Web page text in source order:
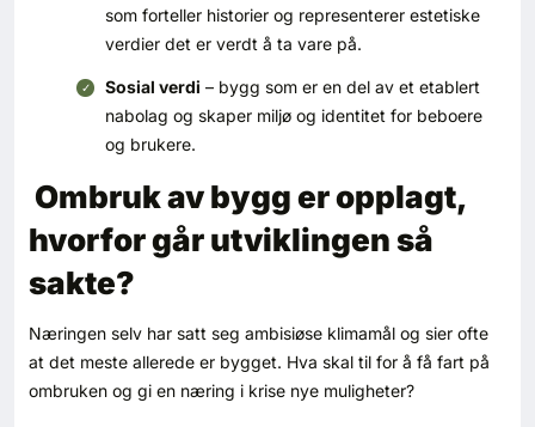
som forteller historier og representerer estetiske
verdier det er verdt å ta vare på.
Sosial verdi – bygg som er en del av et etablert
nabolag og skaper miljø og identitet for beboere
og brukere.
Ombruk av bygg er opplagt,
hvorfor går utviklingen så
sakte?
Næringen selv har satt seg ambisiøse klimamål og sier ofte
at det meste allerede er bygget. Hva skal til for å få fart på
ombruken og gi en næring i krise nye muligheter?